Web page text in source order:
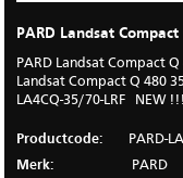
PARD Landsat
PARD Landsat Compact
Landsat Compact Q 480
LA4CQ-35/70-LRF NEW !!!
Productcode:
PARD-
Merk:
PARD